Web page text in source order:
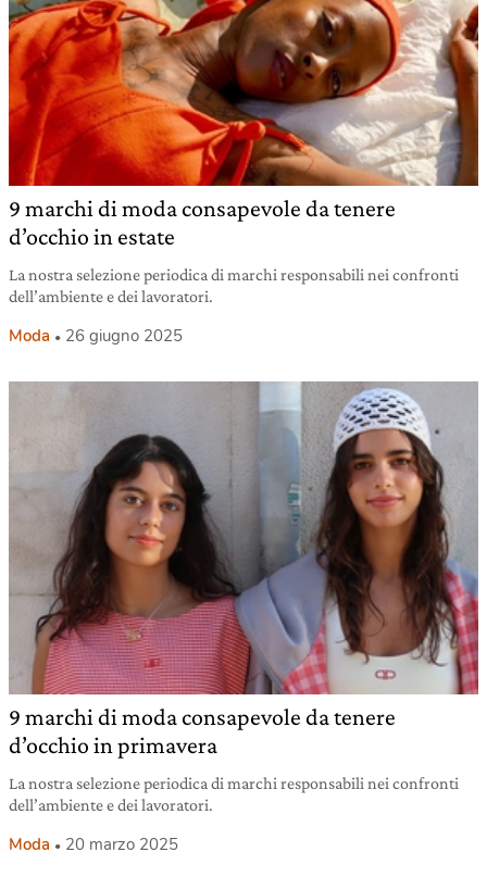
9 marchi di moda consapevole da tenere
d’occhio in estate
La nostra selezione periodica di marchi responsabili nei confronti
dell’ambiente e dei lavoratori.
Moda 26 giugno 2025
9 marchi di moda consapevole da tenere
d’occhio in primavera
La nostra selezione periodica di marchi responsabili nei confronti
dell’ambiente e dei lavoratori.
Moda 20 marzo 2025